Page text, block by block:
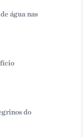
água nas
do